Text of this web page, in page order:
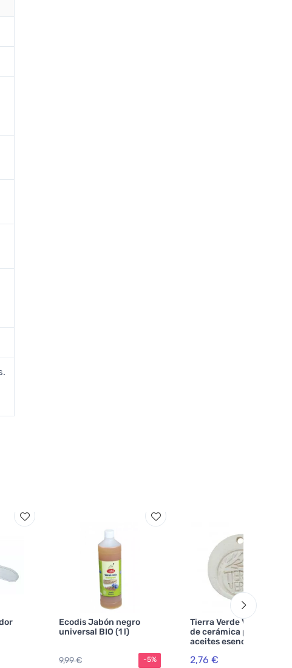
Ecodis Jabón negro
universal BIO (1 l)
9,99 € -5%
Tierra Verde Vaporizador
de cerámica para
aceites esenciales
2,76 €